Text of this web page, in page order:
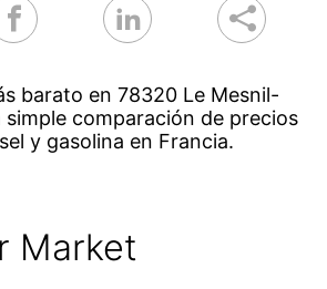
barato en 78320 Le Mesnil-
simple comparación de precios
y gasolina en Francia.
Market